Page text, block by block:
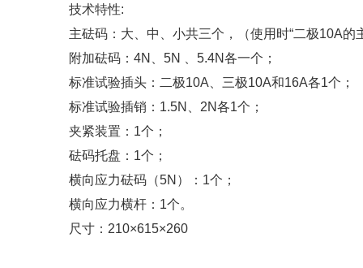
技术特性:
主砝码：大、中、小共三个，（使用时“二极10A
附加砝码：4N、5N 、5.4N各一个；
标准试验插头：二极10A、三极10A和16A各1个；
标准试验插销：1.5N、2N各1个；
夹紧装置：1个；
砝码托盘：1个；
横向应力砝码（5N）：1个；
横向应力横杆：1个。
尺寸：210×615×260